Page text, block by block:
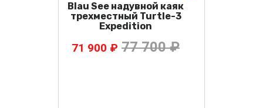
Blau See надувной каяк
трехместный Turtle-3
Expedition
71 900 ₽ 77 700 ₽